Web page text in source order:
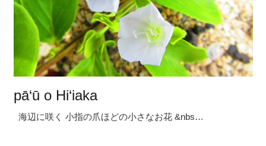
pā‘ū o Hi‘iaka
海辺に咲く 小指の爪ほどの小さなお花 &nbs…